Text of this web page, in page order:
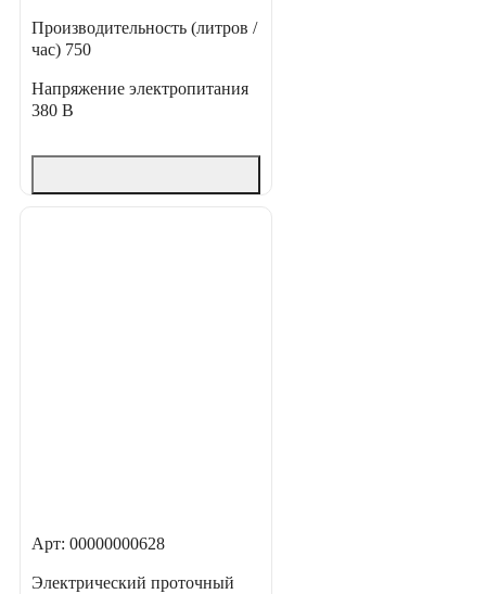
Производительность (литров /
час) 750
Напряжение электропитания
380 В
Арт: 00000000628
Электрический проточный